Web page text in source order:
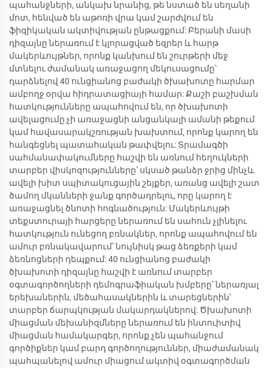
պահանջների, անկախ նրանից, թե նստած են սեղանի
մոտ, հենված են աթոռի վրա կամ շարժվում են
ֆիզիկական ակտիվության ընթացքում: Բերանի մասի
դիզայնը ներառում է կլորացված եզրեր և հարթ
մակերևույթներ, որոնք կանխում են շուրթերի մեջ
մտնելու ժամանակ առաջացող մեկուսացումը՝
դարձնելով 40 ունցիանոց բաժակի ծխախոտը հարմար
ամբողջ օրվա հիդրատացիայի համար: Քաշի բաշխման
հատկությունները ապահովում են, որ ծխախոտի
ավելացումը չի առաջացնի անցանկալի ամանի թեքում
կամ հավասարակշռության խախտում, որոնք կարող են
հանգեցնել պատահական թափվելու: Տրամագծի
սահմանափակումները հաշվի են առնում հեղուկների
տարբեր վիսկոզությունները՝ սկսած թանձր ջրից մինչև
ավելի խիտ սպիտակուցային շեյքեր, առանց ավելի շատ
ծամող մկանների ջանք գործադրելու, որը կարող է
առաջացնել ծնոտի հոգնածություն: Մակերևույթի
տեքստուրայի հարցերը ներառում են սահուն չլինելու
հատկություն ունեցող բռնակներ, որոնք ապահովում են
ամուր բռնակավարում՝ նույնիսկ թաց ձեռքերի կամ
ձեռնոցների դեպքում: 40 ունցիանոց բաժակի
ծխախոտի դիզայնը հաշվի է առնում տարբեր
օգտագործողների դեմոգրաֆիական խմբերը՝ ներառյալ
երեխաներին, մեծահասակներին և տարեցներին՝
տարբեր ճարպկության մակարդակներով: Ծխախոտի
միացման մեխանիզմները ներառում են ինտուիտիվ
միացման համակարգեր, որոնք չեն պահանջում
գործիքներ կամ բարդ գործողություններ, միաժամանակ
պահպանելով ամուր միացում ակտիվ օգտագործման